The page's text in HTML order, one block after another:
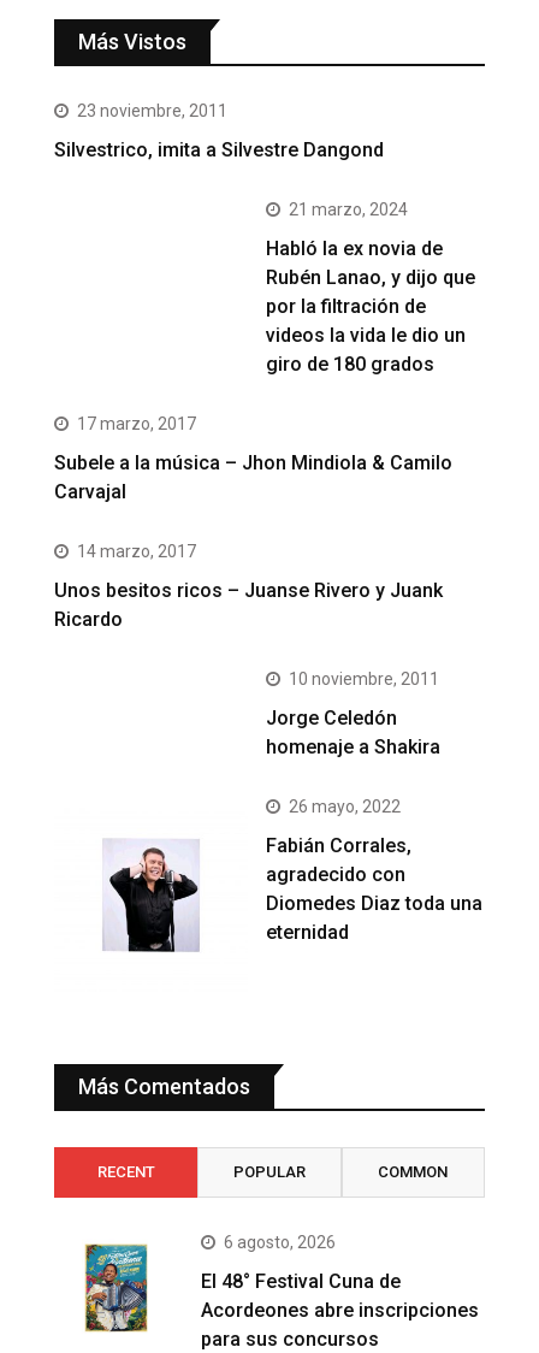
Más Vistos
23 noviembre, 2011
Silvestrico, imita a Silvestre Dangond
21 marzo, 2024
Habló la ex novia de
Rubén Lanao, y dijo que
por la filtración de
videos la vida le dio un
giro de 180 grados
17 marzo, 2017
Subele a la música – Jhon Mindiola & Camilo
Carvajal
14 marzo, 2017
Unos besitos ricos – Juanse Rivero y Juank
Ricardo
10 noviembre, 2011
Jorge Celedón
homenaje a Shakira
26 mayo, 2022
Fabián Corrales,
agradecido con
Diomedes Diaz toda una
eternidad
Más Comentados
RECENT POPULAR COMMON
6 agosto, 2026
El 48° Festival Cuna de
Acordeones abre inscripciones
para sus concursos